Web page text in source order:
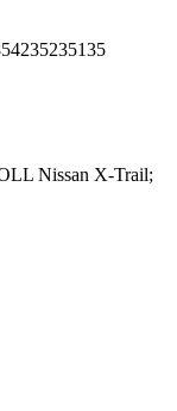
Nissan X-Trail;